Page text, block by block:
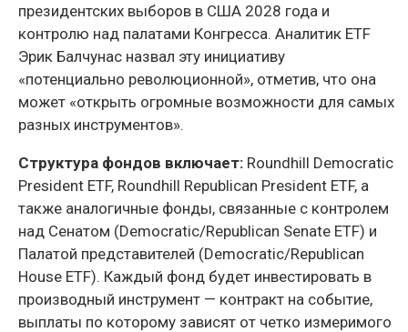
президентских выборов в США 2028 года и
контролю над палатами Конгресса. Аналитик ETF
Эрик Балчунас назвал эту инициативу
«потенциально революционной», отметив, что она
может «открыть огромные возможности для самых
разных инструментов».
Структура фондов включает: Roundhill Democratic
President ETF, Roundhill Republican President ETF, а
также аналогичные фонды, связанные с контролем
над Сенатом (Democratic/Republican Senate ETF) и
Палатой представителей (Democratic/Republican
House ETF). Каждый фонд будет инвестировать в
производный инструмент — контракт на событие,
выплаты по которому зависят от четко измеримого